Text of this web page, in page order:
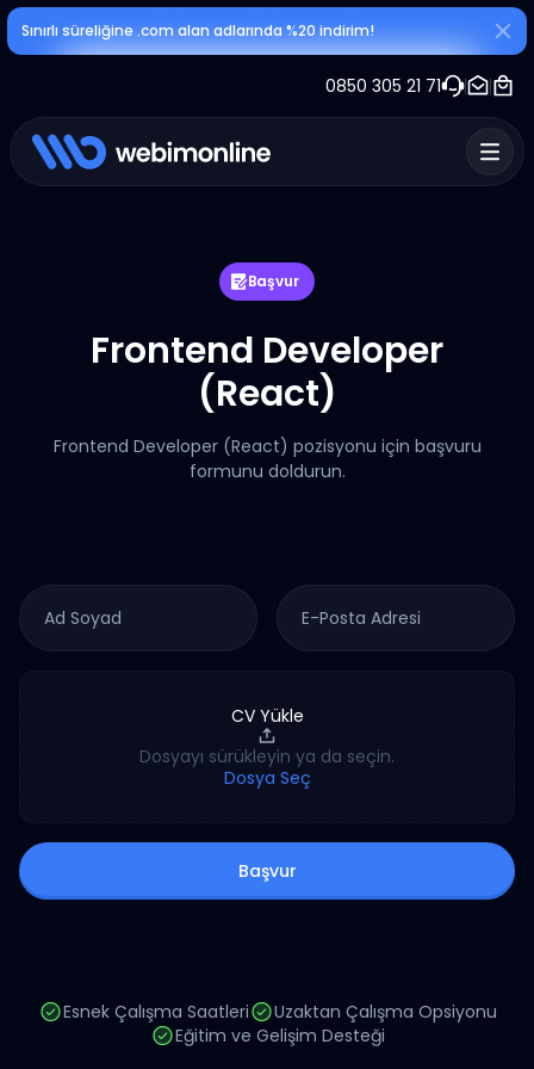
Sınırlı süreliğine .com alan adlarında %20 indirim!
0850 305 21 71
Başvur
Frontend Developer
(React)
Frontend Developer (React) pozisyonu için başvuru
formunu doldurun.
CV Yükle
Dosyayı sürükleyin ya da seçin.
Dosya Seç
Başvur
Esnek Çalışma Saatleri
Uzaktan Çalışma Opsiyonu
Eğitim ve Gelişim Desteği